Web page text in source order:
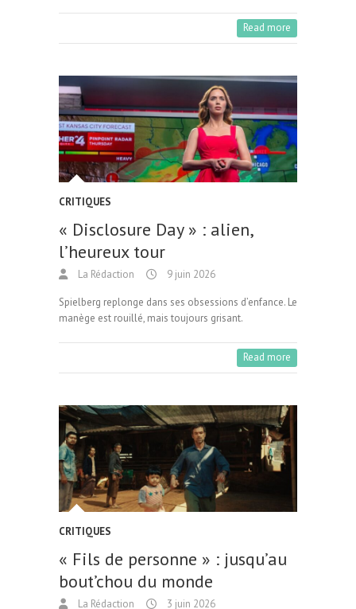
Read more
CRITIQUES
« Disclosure Day » : alien,
l’heureux tour
La Rédaction 9 juin 2026
Spielberg replonge dans ses obsessions d’enfance. Le
manège est rouillé, mais toujours grisant.
Read more
CRITIQUES
« Fils de personne » : jusqu’au
bout’chou du monde
La Rédaction 3 juin 2026